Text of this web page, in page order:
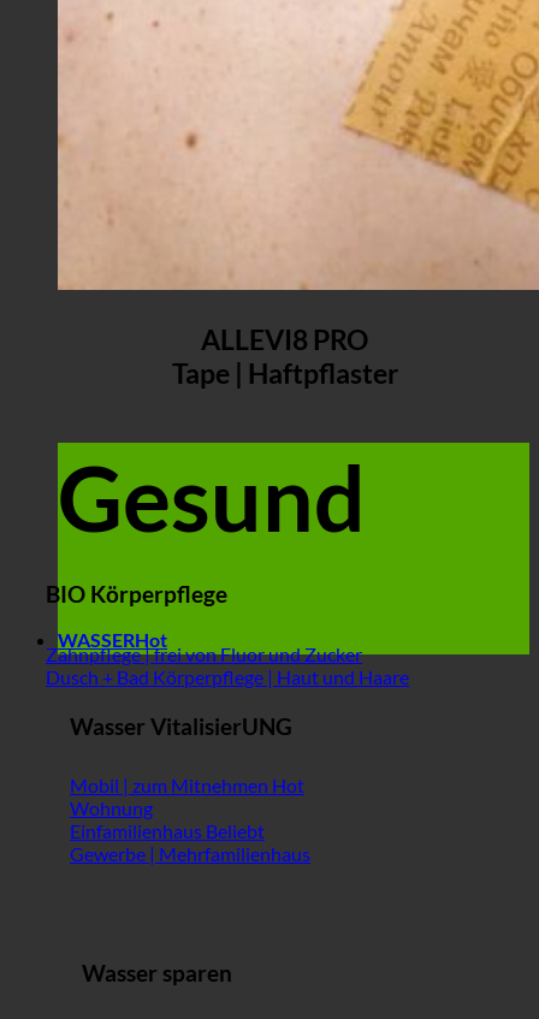
ALLEVI8 PRO
Tape | Haftpflaster
Gesund
BIO Körperpflege
Zahnpflege | frei von Fluor und Zucker
Dusch + Bad Körperpflege | Haut und Haare
WASSER
Wasser VitalisierUNG
Mobil | zum Mitnehmen
Wohnung
Einfamilienhaus
Gewerbe | Mehrfamilienhaus
Wasser sparen